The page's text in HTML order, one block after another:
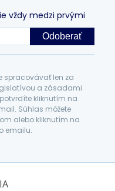
vždy medzi prvými
Odoberať
spracovávať len za
a zásadami
kliknutím na
Súhlas môžete
alebo kliknutím na
emailu.